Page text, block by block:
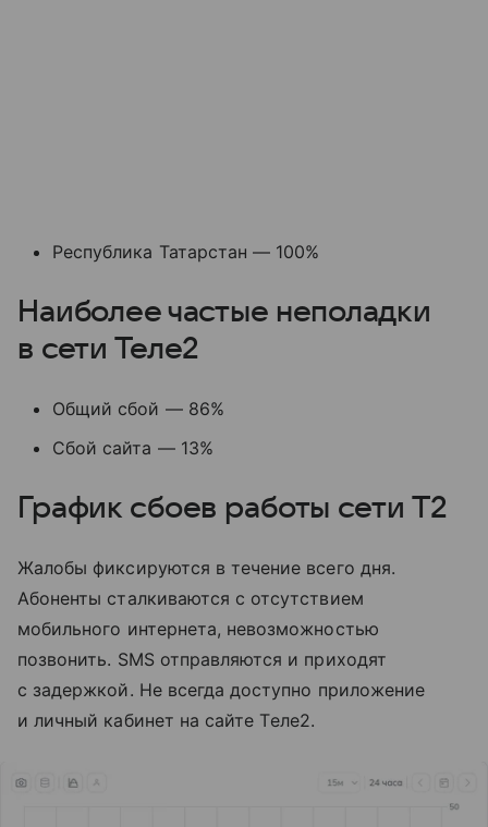
Республика Татарстан — 100%
Наиболее частые неполадки
в сети Теле2
Общий сбой — 86%
Сбой сайта — 13%
График сбоев работы сети T2
Жалобы фиксируются в течение всего дня.
Абоненты сталкиваются с отсутствием
мобильного интернета, невозможностью
позвонить. SMS отправляются и приходят
с задержкой. Не всегда доступно приложение
и личный кабинет на сайте Tеле2.